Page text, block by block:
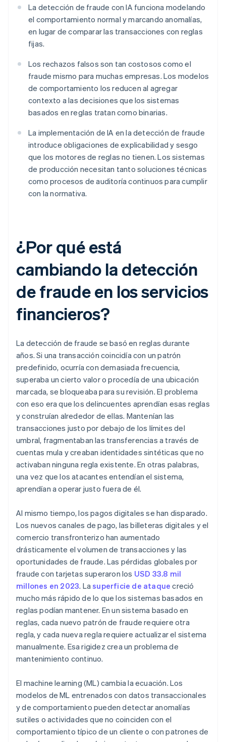
La detección de fraude con IA funciona modelando
el comportamiento normal y marcando anomalías,
en lugar de comparar las transacciones con reglas
fijas.
Los rechazos falsos son tan costosos como el
fraude mismo para muchas empresas. Los modelos
de comportamiento los reducen al agregar
contexto a las decisiones que los sistemas
basados en reglas tratan como binarias.
La implementación de IA en la detección de fraude
introduce obligaciones de explicabilidad y sesgo
que los motores de reglas no tienen. Los sistemas
de producción necesitan tanto soluciones técnicas
como procesos de auditoría continuos para cumplir
con la normativa.
¿Por qué está
cambiando la detección
de fraude en los servicios
financieros?
La detección de fraude se basó en reglas durante
años. Si una transacción coincidía con un patrón
predefinido, ocurría con demasiada frecuencia,
superaba un cierto valor o procedía de una ubicación
marcada, se bloqueaba para su revisión. El problema
con eso era que los delincuentes aprendían esas reglas
y construían alrededor de ellas. Mantenían las
transacciones justo por debajo de los límites del
umbral, fragmentaban las transferencias a través de
cuentas mula y creaban identidades sintéticas que no
activaban ninguna regla existente. En otras palabras,
una vez que los atacantes entendían el sistema,
aprendían a operar justo fuera de él.
Al mismo tiempo, los pagos digitales se han disparado.
Los nuevos canales de pago, las billeteras digitales y el
comercio transfronterizo han aumentado
drásticamente el volumen de transacciones y las
oportunidades de fraude. Las pérdidas globales por
fraude con tarjetas superaron los USD 33.8 mil
millones en 2023. Lasuperficie de ataque creció
mucho más rápido de lo que los sistemas basados en
reglas podían mantener. En un sistema basado en
reglas, cada nuevo patrón de fraude requiere otra
regla, y cada nueva regla requiere actualizar el sistema
manualmente. Esa rigidez crea un problema de
mantenimiento continuo.
El machine learning (ML) cambia la ecuación. Los
modelos de ML entrenados con datos transaccionales
y de comportamiento pueden detectar anomalías
sutiles o actividades que no coinciden con el
comportamiento típico de un cliente o con patrones de